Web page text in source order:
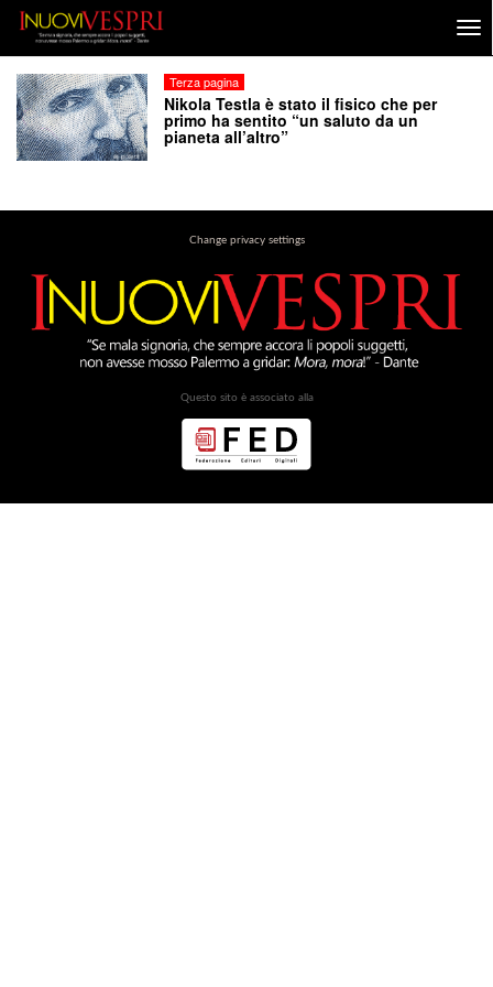
Terza pagina
Nikola Testla è stato il fisico che per
primo ha sentito “un saluto da un
pianeta all’altro”
Change privacy settings
Questo sito è associato alla